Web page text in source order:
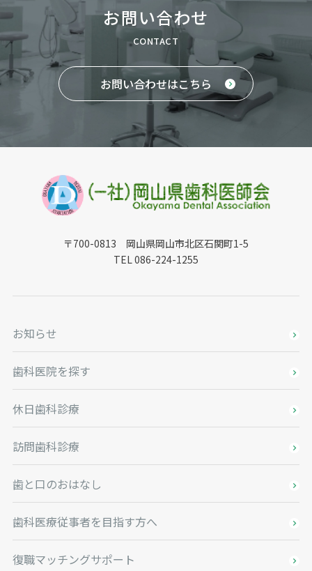
お問い合わせ
CONTACT
お問い合わせはこちら
〒700-0813 岡山県岡山市北区石関町1-5
TEL 086-224-1255
お知らせ
歯科医院を探す
休日歯科診療
訪問歯科診療
歯と口のおはなし
歯科医療従事者を目指す方へ
復職マッチングサポート